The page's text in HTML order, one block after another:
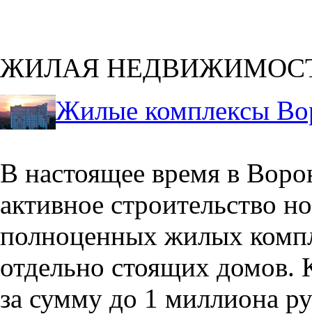
ЖИЛАЯ
Жилые комплексы
В настоящее время в
активное строительство
полноценных жилых
отдельно стоящих домов.
за сумму до 1 миллиона